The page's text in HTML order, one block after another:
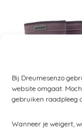
Bij Dreumesenzo
website omgaat.
gebruiken raadpleeg
Wanneer je weigert,